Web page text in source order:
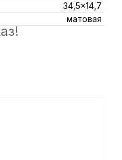
34,5x14,7
матовая